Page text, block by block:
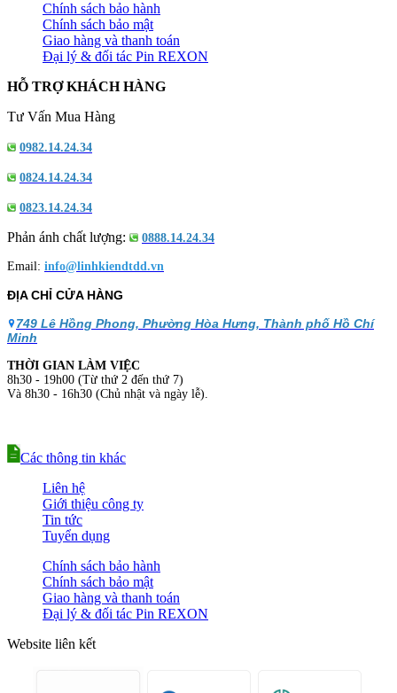
Chính sách bảo hành
Chính sách bảo mật
Giao hàng và thanh toán
Đại lý & đối tác Pin REXON
HỖ TRỢ KHÁCH HÀNG
Tư Vấn Mua Hàng
0982.14.24.34
0824.14.24.34
0823.14.24.34
Phản ánh chất lượng: 0888.14.24.34
Email: info@linhkiendtdd.vn
ĐỊA CHỈ CỬA HÀNG
749 Lê Hồng Phong, Phường Hòa Hưng, Thành phố Hồ Chí
Minh
THỜI GIAN LÀM VIỆC
8h30 - 19h00 (Từ thứ 2 đến thứ 7)
Và 8h30 - 16h30 (Chủ nhật và ngày lễ).
Các thông tin khác
Liên hệ
Giới thiệu công ty
Tin tức
Tuyển dụng
Chính sách bảo hành
Chính sách bảo mật
Giao hàng và thanh toán
Đại lý & đối tác Pin REXON
Website liên kết